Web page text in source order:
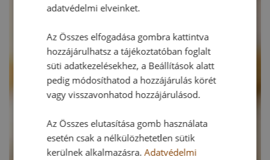
adatvédelmi elveinket.
Az Összes elfogadása gombra kattintva
hozzájárulhatsz a tájékoztatóban foglalt
süti adatkezelésekhez, a Beállítások alatt
pedig módosíthatod a hozzájárulás körét
vagy visszavonhatod hozzájárulásod.
Az Összes elutasítása gomb használata
esetén csak a nélkülözhetetlen sütik
kerülnek alkalmazásra.Adatvédelmi